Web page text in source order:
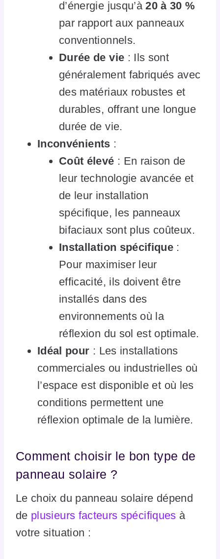
d’énergie jusqu’à20 à 30 %
par rapport aux panneaux
conventionnels.
Durée de vie : Ils sont
généralement fabriqués avec
des matériaux robustes et
durables, offrant une longue
durée de vie.
Inconvénients :
Coût élevé : En raison de
leur technologie avancée et
de leur installation
spécifique, les panneaux
bifaciaux sont plus coûteux.
Installation spécifique :
Pour maximiser leur
efficacité, ils doivent être
installés dans des
environnements où la
réflexion du sol est optimale.
Idéal pour : Les installations
commerciales ou industrielles où
l’espace est disponible et où les
conditions permettent une
réflexion optimale de la lumière.
Comment choisir le bon type de
panneau solaire ?
Le choix du panneau solaire dépend
de plusieurs facteurs spécifiques à
votre situation :